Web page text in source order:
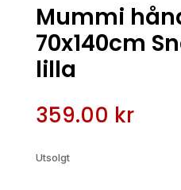
Mummi
70x140cm
lilla
359.00 kr
Utsolgt